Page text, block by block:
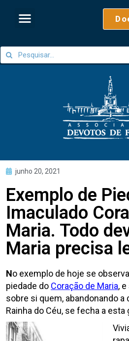
junho 20, 2021
Exemplo de
Imaculado
Maria. Todo
Maria precisa
No exemplo de hoje se
piedade do Coração de Maria,
sobre si quem, abandonando a
Rainha do Céu, se fecha a esta